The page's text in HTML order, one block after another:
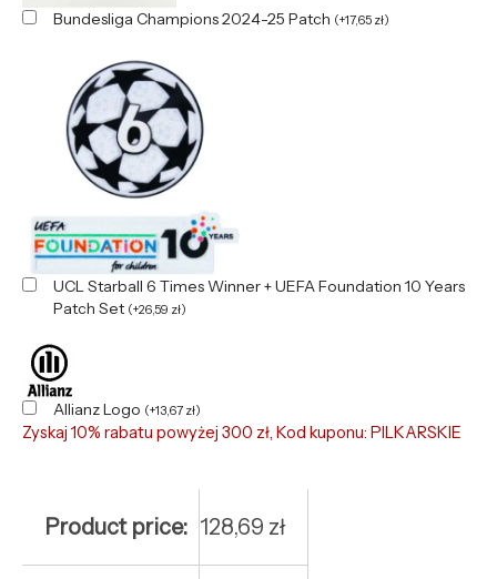
Bundesliga Champions 2024-25 Patch (+17,65 zł)
UCL Starball 6 Times Winner + UEFA Foundation 10 Years
Patch Set (+26,59 zł)
Allianz Logo (+13,67 zł)
Zyskaj 10% rabatu powyżej 300 zł, Kod kuponu: PILKARSKIE
Product price: 128,69 zł